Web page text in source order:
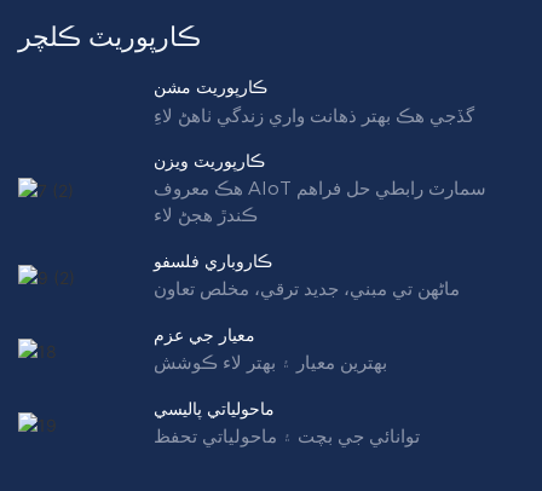
ڪارپوريٽ ڪلچر
ڪارپوريٽ مشن
گڏجي هڪ بهتر ذهانت واري زندگي ٺاهڻ لاءِ
ڪارپوريٽ ويزن
هڪ معروف AIoT سمارٽ رابطي حل فراهم
ڪندڙ هجڻ لاء
ڪاروباري فلسفو
ماڻهن تي مبني، جديد ترقي، مخلص تعاون
معيار جي عزم
بهترين معيار ۽ بهتر لاء ڪوشش
ماحولياتي پاليسي
توانائي جي بچت ۽ ماحولياتي تحفظ